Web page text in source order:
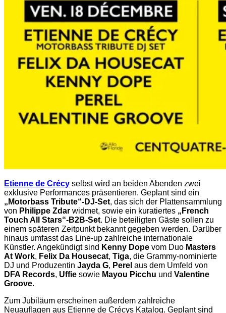
Etienne de Crécy selbst wird an beiden Abenden zwei
exklusive Performances präsentieren. Geplant sind ein
„Motorbass Tribute“-DJ-Set, das sich der Plattensammlung
von Philippe Zdar widmet, sowie ein kuratiertes „French
Touch All Stars“-B2B-Set. Die beteiligten Gäste sollen zu
einem späteren Zeitpunkt bekannt gegeben werden. Darüber
hinaus umfasst das Line-up zahlreiche internationale
Künstler. Angekündigt sind Kenny Dope vom Duo Masters
At Work, Felix Da Housecat, Tiga, die Grammy-nominierte
DJ und Produzentin Jayda G, Perel aus dem Umfeld von
DFA Records, Uffie sowie Mayou Picchu und Valentine
Groove.
Zum Jubiläum erscheinen außerdem zahlreiche
Neuauflagen aus Etienne de Crécys Katalog. Geplant sind